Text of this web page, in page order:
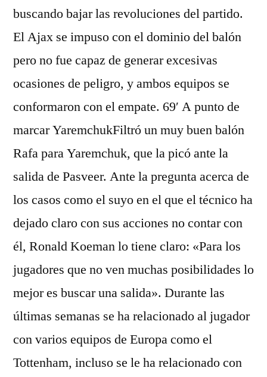
buscando bajar las revoluciones del partido.
El Ajax se impuso con el dominio del balón
pero no fue capaz de generar excesivas
ocasiones de peligro, y ambos equipos se
conformaron con el empate. 69′ A punto de
marcar YaremchukFiltró un muy buen balón
Rafa para Yaremchuk, que la picó ante la
salida de Pasveer. Ante la pregunta acerca de
los casos como el suyo en el que el técnico ha
dejado claro con sus acciones no contar con
él, Ronald Koeman lo tiene claro: «Para los
jugadores que no ven muchas posibilidades lo
mejor es buscar una salida». Durante las
últimas semanas se ha relacionado al jugador
con varios equipos de Europa como el
Tottenham, incluso se le ha relacionado con